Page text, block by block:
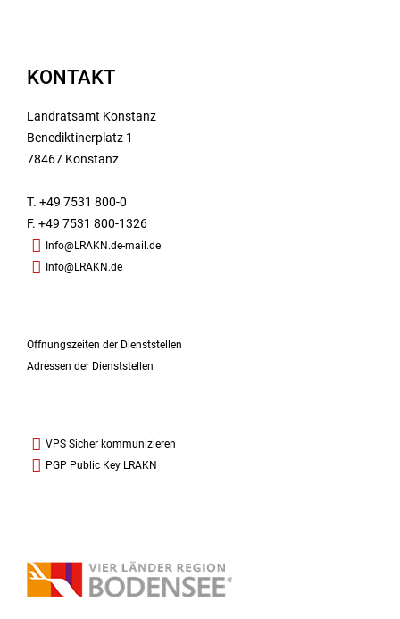
KONTAKT
Landratsamt Konstanz
Benediktinerplatz 1
78467 Konstanz
T. +49 7531 800-0
F. +49 7531 800-1326
Info@LRAKN.de-mail.de
Info@LRAKN.de
Öffnungszeiten der Dienststellen
Adressen der Dienststellen
VPS Sicher kommunizieren
PGP Public Key LRAKN